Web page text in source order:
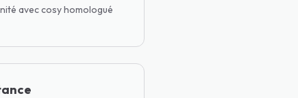
avec cosy homologué